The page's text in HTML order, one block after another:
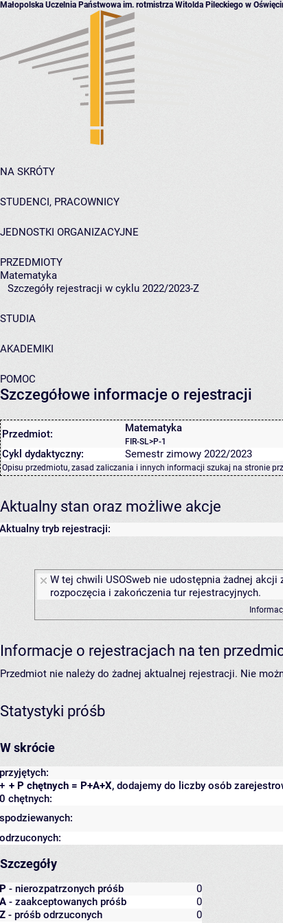
Małopolska Uczelnia Państwowa im. rotmistrza Witolda Pileckiego w
NA SKRÓTY
STUDENCI, PRACOWNICY
JEDNOSTKI ORGANIZACYJNE
PRZEDMIOTY
Matematyka
Szczegóły rejestracji w cyklu 2022/2023-Z
STUDIA
AKADEMIKI
POMOC
Szczegółowe informacje o rejestracji
Przedmiot: Matematyka
FIR-SL>P-1
Cykl dydaktyczny: Semestr zimowy 2022/2023
Opisu przedmiotu, zasad zaliczania i innych informacji szukaj na stronie
Aktualny stan oraz możliwe akcje
Aktualny tryb rejestracji:
W tej chwili USOSweb nie udostępnia żadnej
rozpoczęcia i zakończenia tur rejestracyjnych.
Informacje o rejestracjach na ten
Przedmiot nie należy do żadnej aktualnej rejestracji. Nie
Statystyki próśb
W skrócie
przyjętych:
+ P chętnych = P+A+X, dodajemy do liczby osób
+
0 chętnych:
spodziewanych:
odrzuconych:
Szczegóły
P - nierozpatrzonych próśb
0
A - zaakceptowanych próśb
0
Z - próśb odrzuconych
0